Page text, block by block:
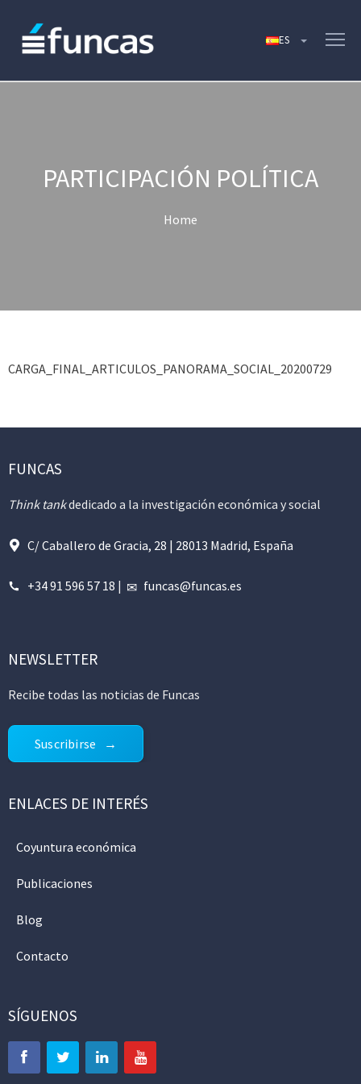
PARTICIPACIÓN POLÍTICA
Home
CARGA_FINAL_ARTICULOS_PANORAMA_SOCIAL_20200729
FUNCAS
Think tankdedicado a la investigación económica y social
C/ Caballero de Gracia, 28 | 28013 Madrid, España
+34 91 596 57 18 | funcas@funcas.es
NEWSLETTER
Recibe todas las noticias de Funcas
Suscribirse
ENLACES DE INTERÉS
Coyuntura económica
Publicaciones
Blog
Contacto
SÍGUENOS